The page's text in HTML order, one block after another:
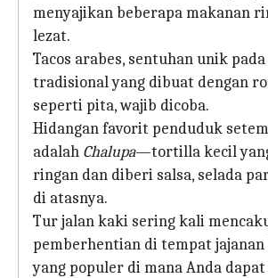
menyajikan beberapa makanan
lezat.
Tacos arabes, sentuhan unik
tradisional yang dibuat dengan
seperti pita, wajib dicoba.
Hidangan favorit penduduk
adalah Chalupa—tortilla kecil
ringan dan diberi salsa, selada
di atasnya.
Tur jalan kaki sering kali
pemberhentian di tempat
yang populer di mana Anda